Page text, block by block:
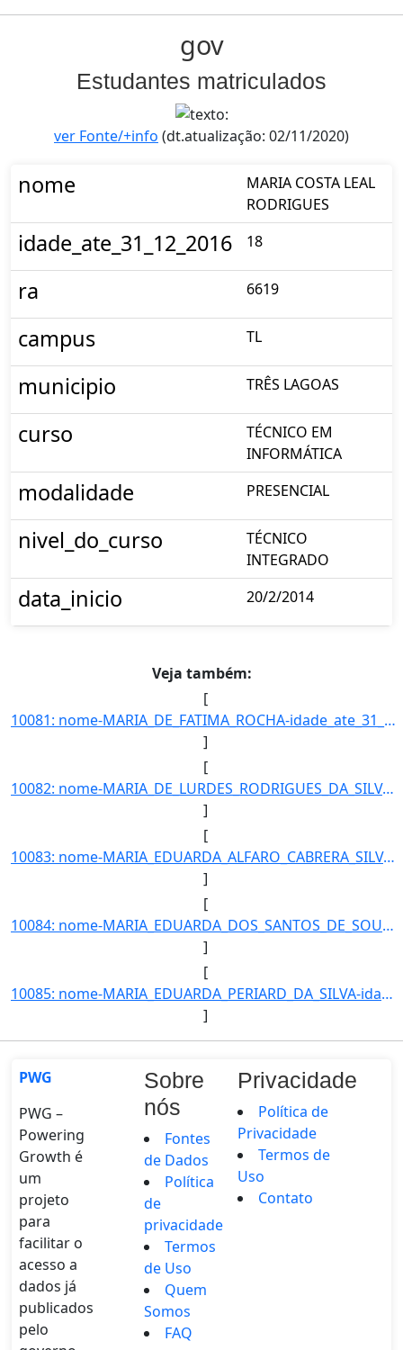
gov
Estudantes matriculados
ver Fonte/+info (dt.atualização: 02/11/2020)
nome
MARIA COSTA LEAL
RODRIGUES
idade_ate_31_12_2016 18
ra 6619
campus TL
municipio TRÊS LAGOAS
curso
TÉCNICO EM
INFORMÁTICA
modalidade PRESENCIAL
nivel_do_curso
TÉCNICO
INTEGRADO
data_inicio 20/2/2014
Veja também:
[
10081: nome-MARIA_DE_FATIMA_ROCHA-idade_ate_31_12_2016-58-ra---campus-TL-municipio-TRES_LAGOAS-curso-TECNIC]
]
[
10082: nome-MARIA_DE_LURDES_RODRIGUES_DA_SILVA-idade_ate_31_12_2016-37-ra-22873-campus-TL-municipio-TRES_LA]
]
[
10083: nome-MARIA_EDUARDA_ALFARO_CABRERA_SILVA-idade_ate_31_12_2016-17-ra-22864-campus-TL-municipio-TRES_LA]
]
[
10084: nome-MARIA_EDUARDA_DOS_SANTOS_DE_SOUZA-idade_ate_31_12_2016-17-ra-13762-campus-TL-municipio-TRES_LAG]
]
[
10085: nome-MARIA_EDUARDA_PERIARD_DA_SILVA-idade_ate_31_12_2016-16-ra-14413-campus-TL-municipio-TRES_LAGOAS]
]
PWG
PWG –
Powering
Growth é
um
projeto
para
facilitar o
acesso a
dados já
publicados
pelo
Sobre
nós
Fontes
de Dados
Política
de
privacidade
Termos
de Uso
Quem
Somos
FAQ
Privacidade
Política de
Privacidade
Termos de
Uso
Contato